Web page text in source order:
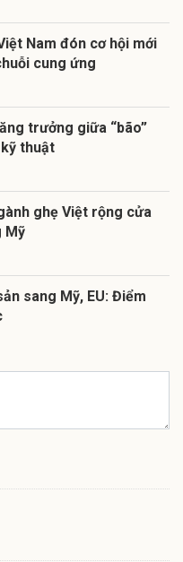
Nam đón cơ hội mới
cung ứng
trưởng giữa “bão”
thuật
ghẹ Việt rộng cửa
Mỹ
sang Mỹ, EU: Điểm